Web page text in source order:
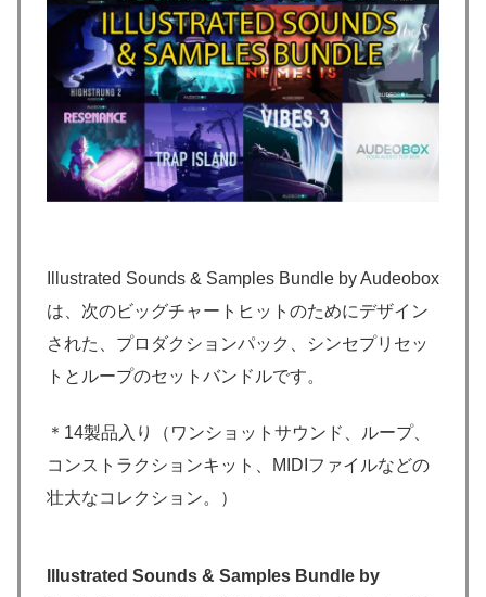
Illustrated Sounds & Samples Bundle by Audeobox
は、次のビッグチャートヒットのためにデザイン
された、プロダクションパック、シンセプリセッ
トとループのセットバンドルです。
＊14製品入り（ワンショットサウンド、ループ、
コンストラクションキット、MIDIファイルなどの
壮大なコレクション。）
Illustrated Sounds & Samples Bundle by